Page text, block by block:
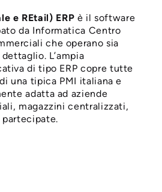
e REtail) ERP è il software
da Informatica Centro
che operano sia
L’ampia
di tipo ERP copre tutte
una tipica PMI italiana e
adatta ad aziende
magazzini centralizzati,